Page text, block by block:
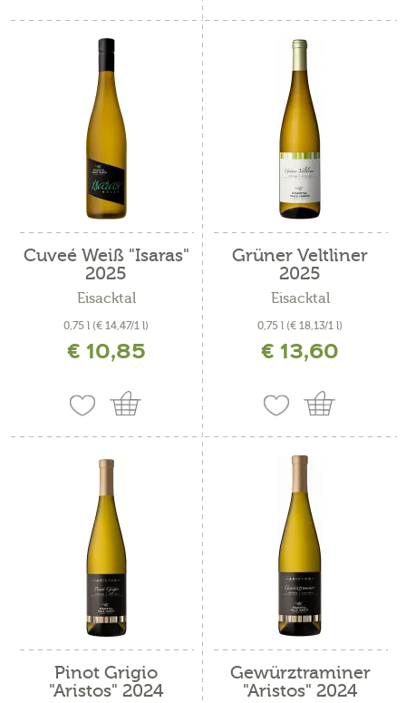
Cuveé Weiß "Isaras"
2025
Eisacktal
0,75 l (€ 14,47/1 l)
inkl. MwSt. zzgl. Versandkosten
€ 10,85
Grüner Veltliner
2025
Eisacktal
0,75 l (€ 18,13/1 l)
inkl. MwSt. zzgl. Versandkosten
€ 13,60
Pinot Grigio
"Aristos" 2024
Gewürztraminer
"Aristos" 2024